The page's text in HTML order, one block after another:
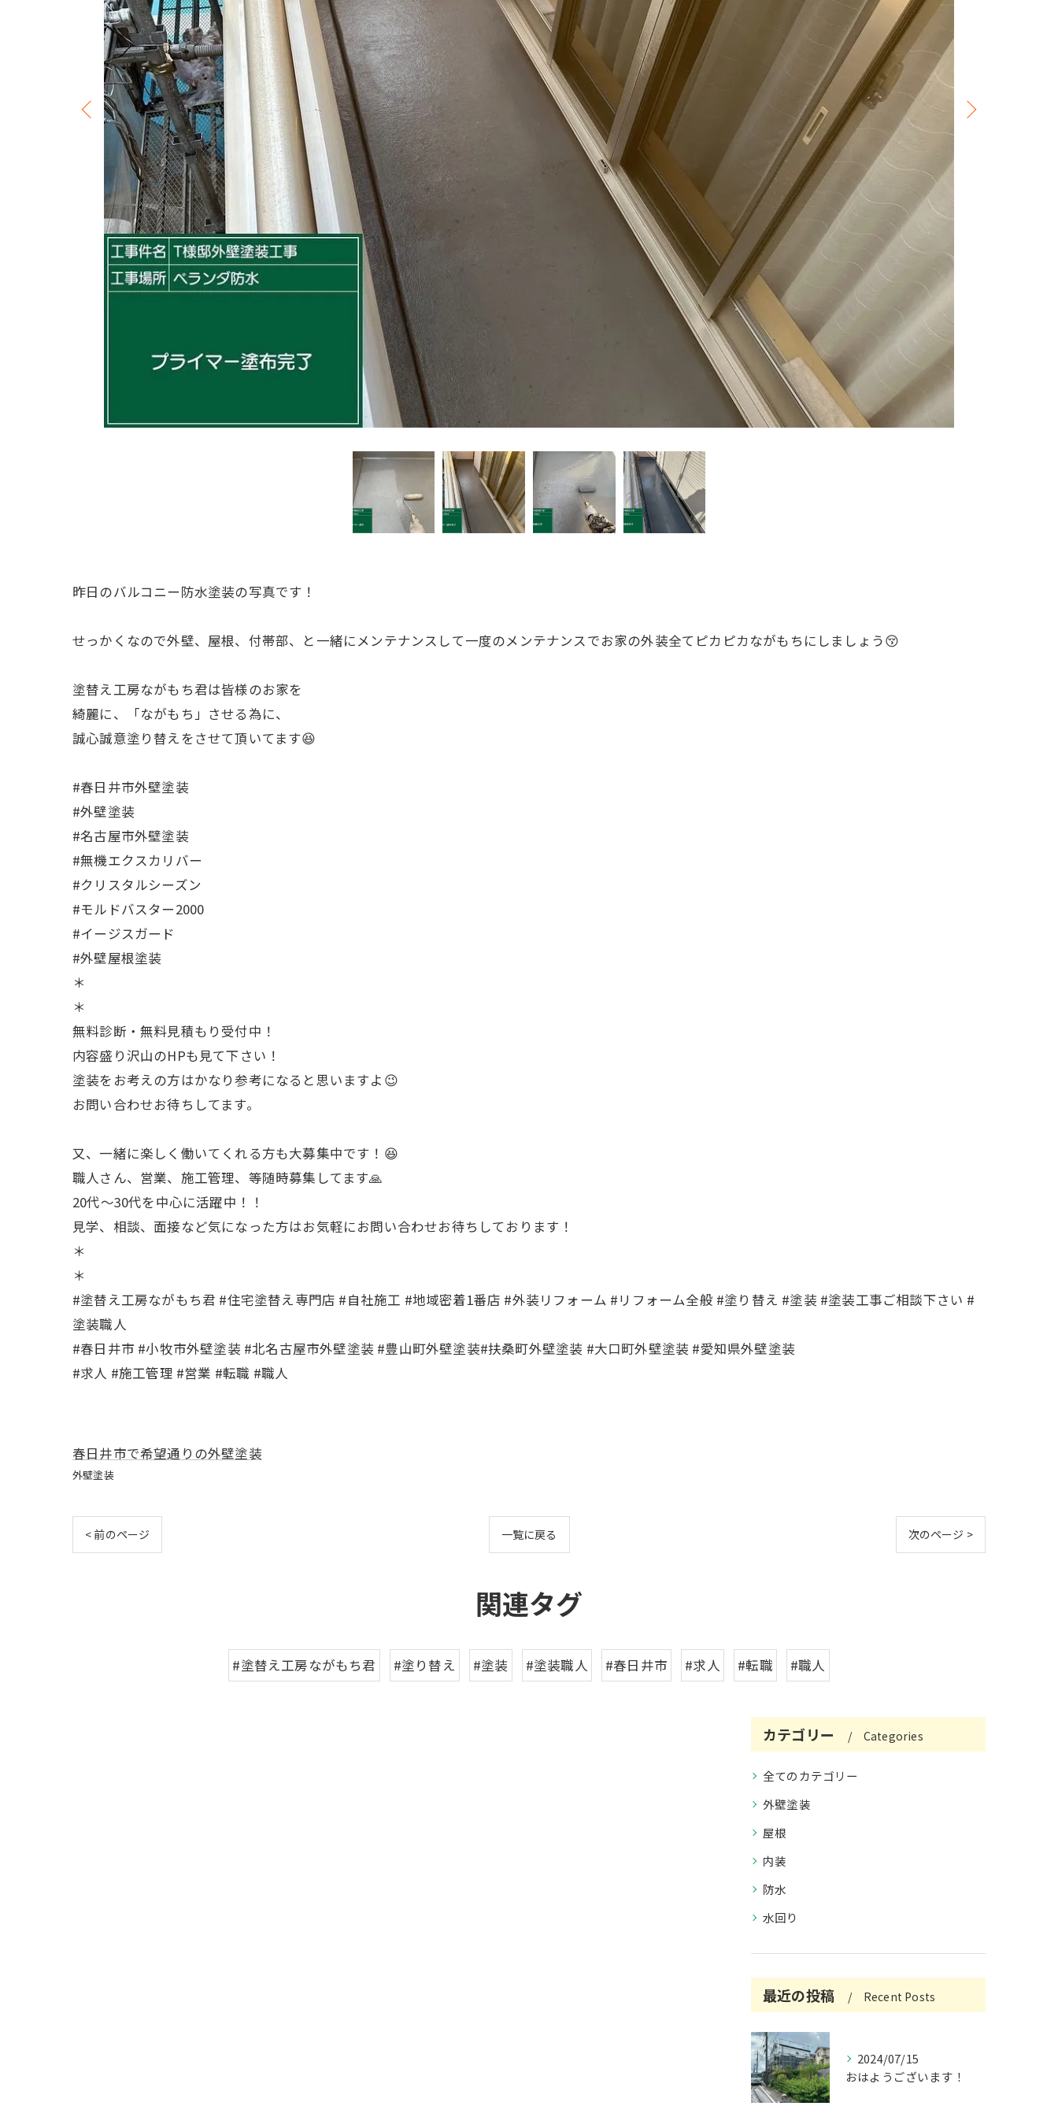
昨日のバルコニー防水塗装の写真です！
せっかくなので外壁、屋根、付帯部、と一緒にメンテナンスして一度のメンテナンスでお家の外装全てピカピカながもちにしましょう😚
塗替え工房ながもち君は皆様のお家を
綺麗に、「ながもち」させる為に、
誠心誠意塗り替えをさせて頂いてます😆
#春日井市外壁塗装
#外壁塗装
#名古屋市外壁塗装
#無機エクスカリバー
#クリスタルシーズン
#モルドバスター2000
#イージスガード
#外壁屋根塗装
＊
＊
無料診断・無料見積もり受付中！
内容盛り沢山のHPも見て下さい！
塗装をお考えの方はかなり参考になると思いますよ😉
お問い合わせお待ちしてます。
又、一緒に楽しく働いてくれる方も大募集中です！😆
職人さん、営業、施工管理、等随時募集してます🙏
20代〜30代を中心に活躍中！！
見学、相談、面接など気になった方はお気軽にお問い合わせお待ちしております！
＊
＊
#塗替え工房ながもち君 #住宅塗替え専門店 #自社施工 #地域密着1番店 #外装リフォーム #リフォーム全般 #塗り替え #塗装 #塗装工事ご相談下さい #
塗装職人
#春日井市 #小牧市外壁塗装 #北名古屋市外壁塗装 #豊山町外壁塗装#扶桑町外壁塗装 #大口町外壁塗装 #愛知県外壁塗装
#求人 #施工管理 #営業 #転職 #職人
春日井市で希望通りの外壁塗装
外壁塗装
< 前のページ 一覧に戻る 次のページ >
関連タグ
#塗替え工房ながもち君 #塗り替え #塗装 #塗装職人 #春日井市 #求人 #転職 #職人
カテゴリー Categories
全てのカテゴリー
外壁塗装
屋根
内装
防水
水回り
最近の投稿 Recent Posts
2024/07/15
おはようございます！